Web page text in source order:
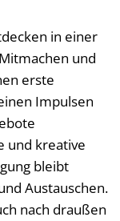
in einer
und
erste
Impulsen
und kreative
bleibt
Austauschen.
nach draußen